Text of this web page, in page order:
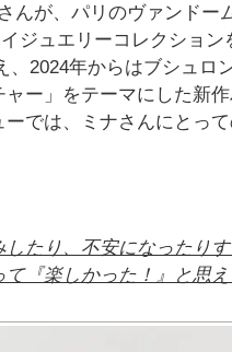
んが、パリのヴァンドー
ジュエリーコレクショ
2024年からはブシュロ
ー」をテーマにした新
では、ミナさんにとっ
したり、不安になったり
『楽しかった！』と思